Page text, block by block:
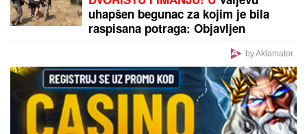
RAZARANjE MOĆNE SAUDIJSKE
ARABIJE, SILA ZA SILOM LOMI
ZUBE: Huti izveli brutalne napade po
uzoru na Iran, uništene ključne baze
(VIDEO)
OD OVOGA MU KAPLJE OZBILJAN
NOVAC!Bora Santana razvio biznis
van rijalitija o kom malo ko zna